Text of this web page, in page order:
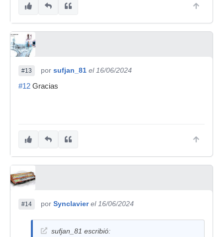
#13 por sufjan_81 el 16/06/2024
#12 Gracias
#14 por Synclavier el 16/06/2024
sufjan_81 escribió: